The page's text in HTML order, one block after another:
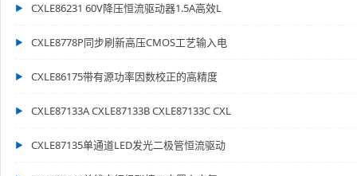
CXLE86231 60V降压恒流驱动器1.5A高效L
CXLE8778P同步刷新高压CMOS工艺输入电
CXLE86175带有源功率因数校正的高精度
CXLE87133A CXLE87133B CXLE87133C CXL
CXLE87135单通道LED发光二极管恒流驱动